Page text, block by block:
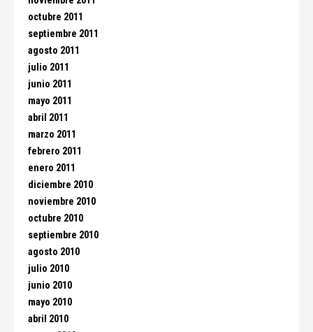
octubre 2011
septiembre 2011
agosto 2011
julio 2011
junio 2011
mayo 2011
abril 2011
marzo 2011
febrero 2011
enero 2011
diciembre 2010
noviembre 2010
octubre 2010
septiembre 2010
agosto 2010
julio 2010
junio 2010
mayo 2010
abril 2010